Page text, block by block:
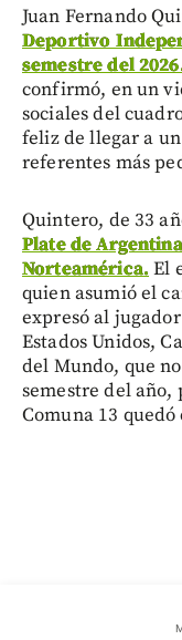
Juan Fernando
Deportivo
semestre del
confirmó, en un
sociales del
feliz de llegar a
referentes más
Quintero, de 33
Plate de
Norteamérica. El
quien asumió el
expresó al
Estados Unidos,
del Mundo, que
semestre del año,
Comuna 13